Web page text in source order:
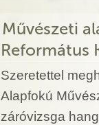
Művészeti
Református
Szeretettel
Alapfokú
záróvizsga